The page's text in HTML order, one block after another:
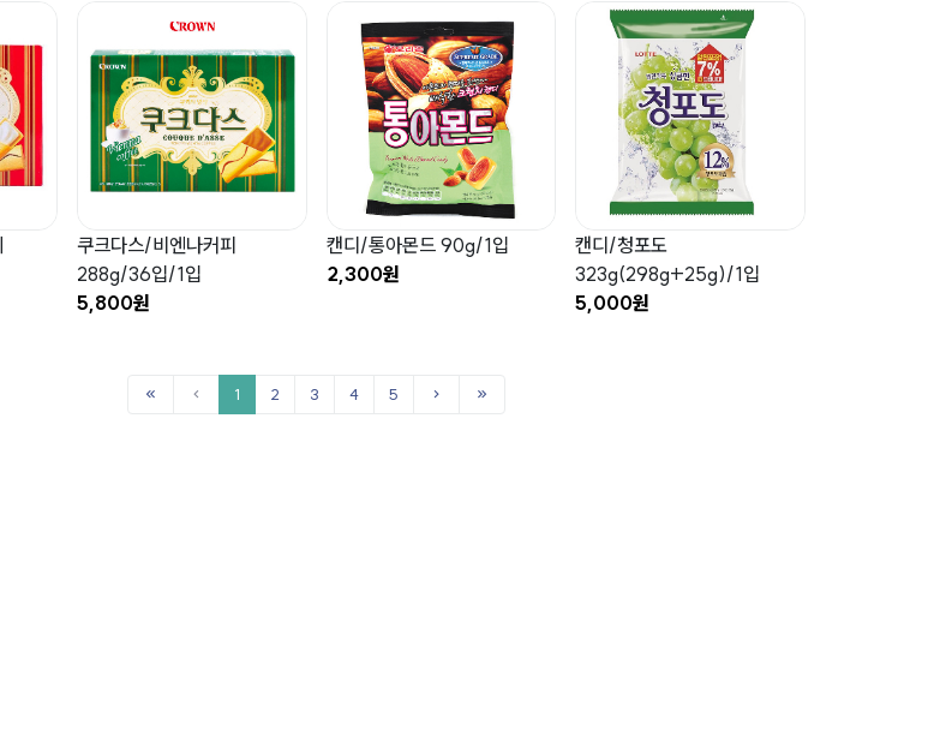
쿠크다스/비엔나커피
288g/36입/1입
5,800원
캔디/통아몬드 90g/1입
2,300원
캔디/청포도
323g(298g+25g)/1입
5,000원
1 2 3 4 5